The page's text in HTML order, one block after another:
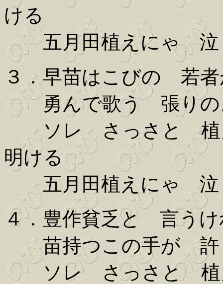
ける
五月田植えにゃ 泣
３．早苗はこびの 若
勇んで歌う 張りの
ソレ さっさと 植
明ける
五月田植えにゃ 泣
４．豊作貧乏と 言うけ
苗持つこの手が 許
ソレ さっさと 植